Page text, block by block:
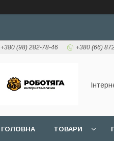
+380 (98) 282-78-46 +380 (66)
ГОЛОВНА ТОВАРИ